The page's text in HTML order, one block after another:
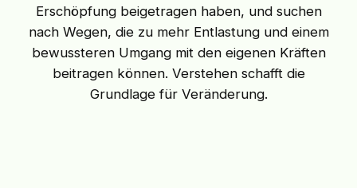
Erschöpfung beigetragen haben, und suchen
nach Wegen, die zu mehr Entlastung und einem
bewussteren Umgang mit den eigenen Kräften
beitragen können. Verstehen schafft die
Grundlage für Veränderung.